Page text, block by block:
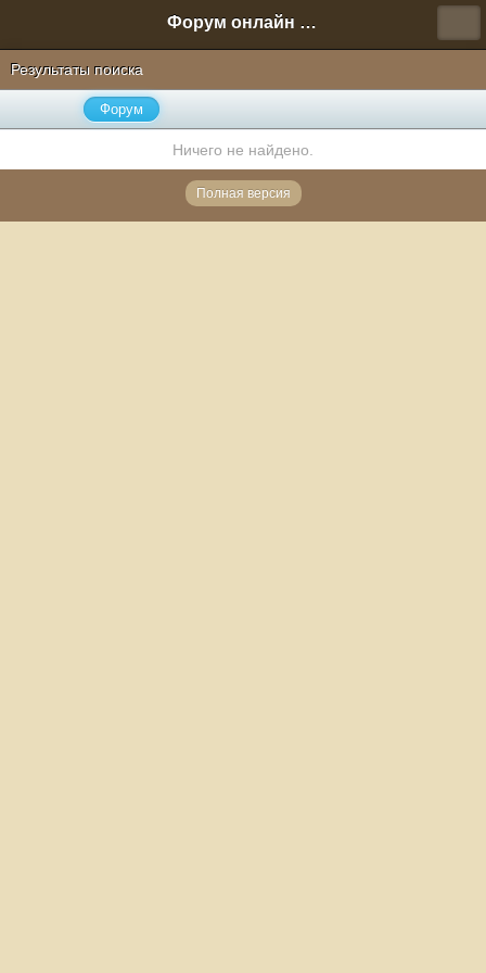
Форум онлайн игры "Новая Эра" (Нюра Биз)
Результаты поиска
Форум
Ничего не найдено.
Полная версия